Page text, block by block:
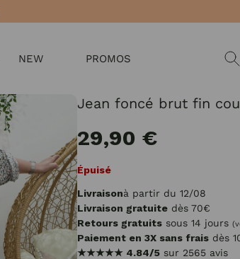
NEW PROMOS
Jean foncé brut fin
29,90 €
Épuisé
Livraisonà partir du 12/08
Livraison gratuite dès 70€
Retours gratuits sous 14 jours
Paiement en 3X sans frais dès
★★★★★ 4.84/5 sur 2565 avis